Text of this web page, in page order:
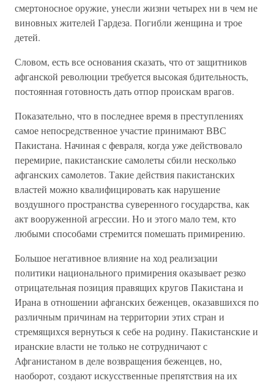
смертоносное оружие, унесли жизни четырех ни в чем не
виновных жителей Гардеза. Погибли женщина и трое
детей.
Словом, есть все основания сказать, что от защитников
афганской революции требуется высокая бдительность,
постоянная готовность дать отпор проискам врагов.
Показательно, что в последнее время в преступлениях
самое непосредственное участие принимают ВВС
Пакистана. Начиная с февраля, когда уже действовало
перемирие, пакистанские самолеты сбили несколько
афганских самолетов. Такие действия пакистанских
властей можно квалифицировать как нарушение
воздушного пространства суверенного государства, как
акт вооруженной агрессии. Но и этого мало тем, кто
любыми способами стремится помешать примирению.
Большое негативное влияние на ход реализации
политики национального примирения оказывает резко
отрицательная позиция правящих кругов Пакистана и
Ирана в отношении афганских беженцев, оказавшихся по
различным причинам на территории этих стран и
стремящихся вернуться к себе на родину. Пакистанские и
иранские власти не только не сотрудничают с
Афганистаном в деле возвращения беженцев, но,
наоборот, создают искусственные препятствия на их